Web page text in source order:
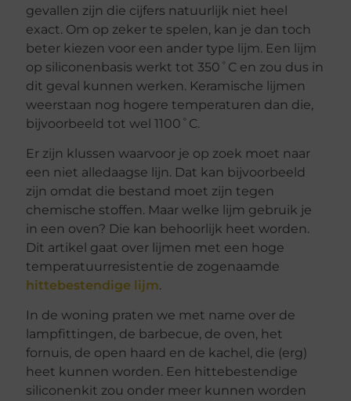
gevallen zijn die cijfers natuurlijk niet heel
exact. Om op zeker te spelen, kan je dan toch
beter kiezen voor een ander type lijm. Een lijm
op siliconenbasis werkt tot 350˚C en zou dus in
dit geval kunnen werken. Keramische lijmen
weerstaan nog hogere temperaturen dan die,
bijvoorbeeld tot wel 1100˚C.
Er zijn klussen waarvoor je op zoek moet naar
een niet alledaagse lijn. Dat kan bijvoorbeeld
zijn omdat die bestand moet zijn tegen
chemische stoffen. Maar welke lijm gebruik je
in een oven? Die kan behoorlijk heet worden.
Dit artikel gaat over lijmen met een hoge
temperatuurresistentie de zogenaamde
hittebestendige lijm.
In de woning praten we met name over de
lampfittingen, de barbecue, de oven, het
fornuis, de open haard en de kachel, die (erg)
heet kunnen worden. Een hittebestendige
siliconenkit zou onder meer kunnen worden